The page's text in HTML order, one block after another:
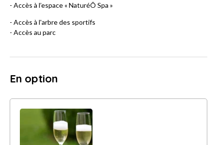
- Accès à l’espace « NaturéÔ Spa »
- Accès à l'arbre des sportifs
- Accès au parc
En option